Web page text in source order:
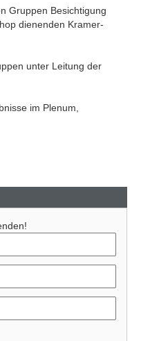
Gruppen Besichtigung
dienenden Kramer-
unter Leitung der
im Plenum,